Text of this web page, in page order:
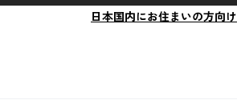
日本国内にお住まいの方向け